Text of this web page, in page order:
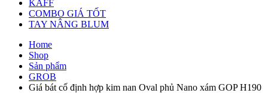
KAFF
COMBO GIÁ TỐT
TAY NÂNG BLUM
Home
Shop
Sản phẩm
GROB
Giá bát cố định hợp kim nan Oval phủ Nano xám GOP H190